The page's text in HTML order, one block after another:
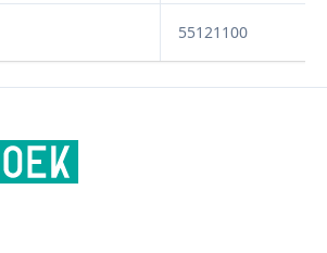
55121100